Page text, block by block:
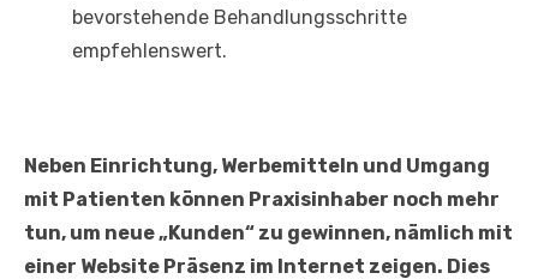
bevorstehende Behandlungsschritte
empfehlenswert.
Neben Einrichtung, Werbemitteln und Umgang
mit Patienten können Praxisinhaber noch mehr
tun, um neue „Kunden“ zu gewinnen, nämlich mit
einer Website Präsenz im Internet zeigen. Dies